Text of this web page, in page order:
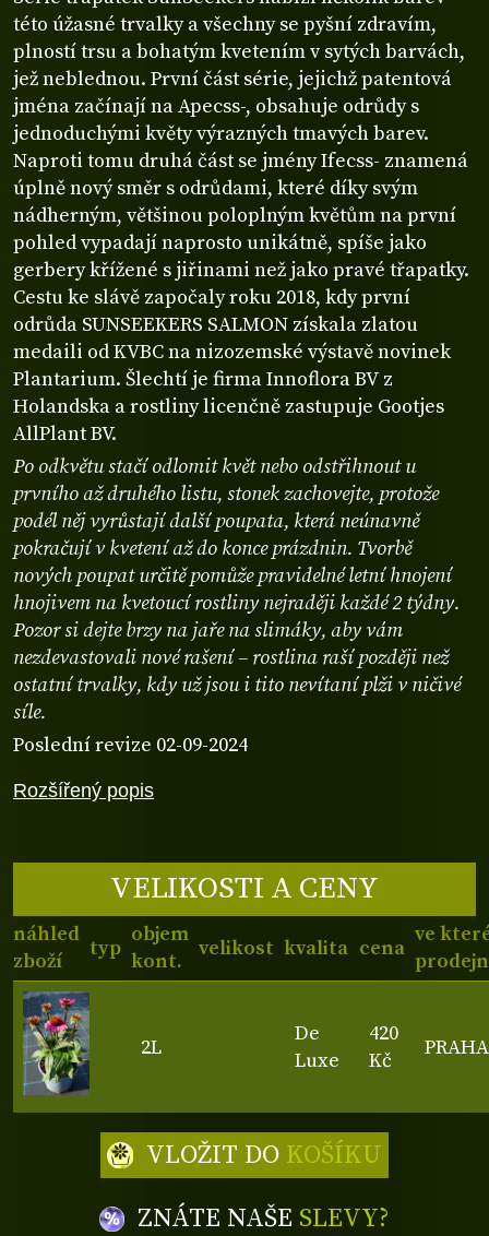
Rozšířený popis
této úžasné trvalky a všechny se pyšní zdravím,
plností trsu a bohatým kvetením v sytých barvách,
jež neblednou. První část série, jejichž patentová
jména začínají na Apecss-, obsahuje odrůdy s
jednoduchými květy výrazných tmavých barev.
Naproti tomu druhá část se jmény Ifecss- znamená
úplně nový směr s odrůdami, které díky svým
nádherným, většinou poloplným květům na první
pohled vypadají naprosto unikátně, spíše jako
gerbery křížené s jiřinami než jako pravé třapatky.
Cestu ke slávě započaly roku 2018, kdy první
odrůda SUNSEEKERS SALMON získala zlatou
medaili od KVBC na nizozemské výstavě novinek
Plantarium. Šlechtí je firma Innoflora BV z
Holandska a rostliny licenčně zastupuje Gootjes
AllPlant BV.
Po odkvětu stačí odlomit květ nebo odstřihnout u
prvního až druhého listu, stonek zachovejte, protože
podél něj vyrůstají další poupata, která neúnavně
pokračují v kvetení až do konce prázdnin. Tvorbě
nových poupat určitě pomůže pravidelné letní hnojení
hnojivem na kvetoucí rostliny nejraději každé 2 týdny.
Pozor si dejte brzy na jaře na slimáky, aby vám
nezdevastovali nové rašení – rostlina raší později než
ostatní trvalky, kdy už jsou i tito nevítaní plži v ničivé
síle.
Poslední revize 02-09-2024
VELIKOSTI A CENY
náhled
zboží
typ
objem
kont.
velikost kvalita cena
ve
2L
De
Luxe
420
Kč
PRAHA
ZNÁTE NAŠE SLEVY?
VLOŽIT DO KOŠÍKU